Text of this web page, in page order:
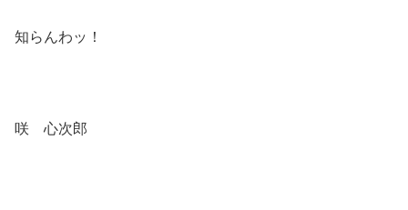
知らんわッ！
咲 心次郎